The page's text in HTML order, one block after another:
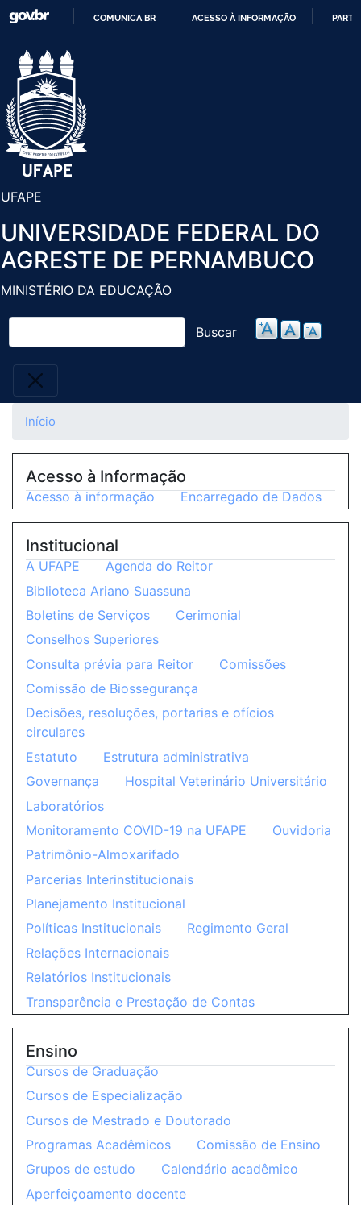
Pular
COMUNICA BR ACESSO À INFORMAÇÃO
UFAPE
UNIVERSIDADE FEDERAL DO
AGRESTE DE PERNAMBUCO
MINISTÉRIO DA EDUCAÇÃO
Buscar
Início
Acesso à Informação
Acesso à informação Encarregado de Dados
Institucional
A UFAPE
Agenda do Reitor
Biblioteca Ariano Suassuna
Boletins de Serviços
Cerimonial
Conselhos Superiores
Consulta prévia para Reitor
Comissões
Comissão de Biossegurança
Decisões, resoluções, portarias e ofícios
circulares
Estatuto
Estrutura administrativa
Governança
Hospital Veterinário Universitário
Laboratórios
Monitoramento COVID-19 na UFAPE
Ouvidoria
Patrimônio-Almoxarifado
Parcerias Interinstitucionais
Planejamento Institucional
Políticas Institucionais
Regimento Geral
Relações Internacionais
Relatórios Institucionais
Transparência e Prestação de Contas
Ensino
Cursos de Graduação
Cursos de Especialização
Cursos de Mestrado e Doutorado
Programas Acadêmicos
Comissão de Ensino
Grupos de estudo
Calendário acadêmico
Aperfeiçoamento docente